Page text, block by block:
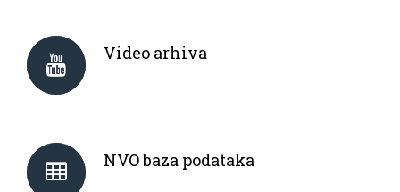
Video arhiva
NVO baza podataka